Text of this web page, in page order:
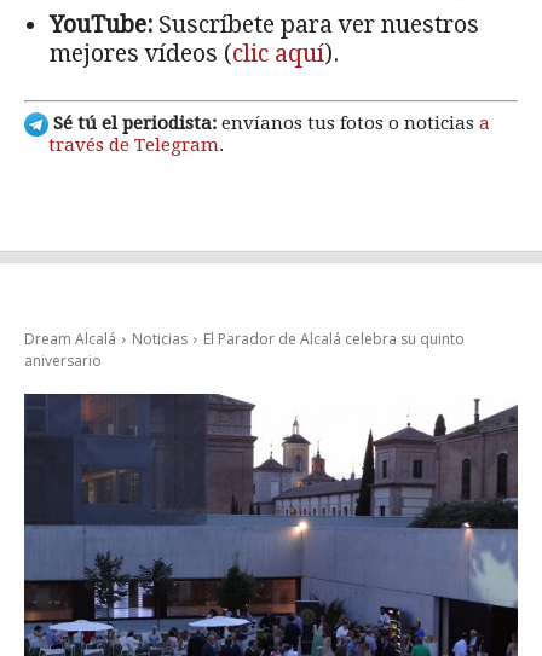
YouTube: Suscríbete para ver nuestros
mejores vídeos (clic aquí).
Sé tú el periodista: envíanos tus fotos o noticias a
través de Telegram.